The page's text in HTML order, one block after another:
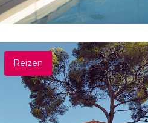
Reizen